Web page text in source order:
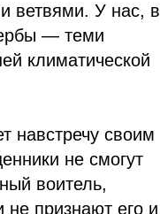
ветвями. У нас, в
— теми
климатической
навстречу своим
не смогут
воитель,
признают его и